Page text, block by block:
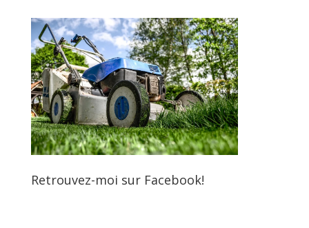
Retrouvez-moi sur Facebook!